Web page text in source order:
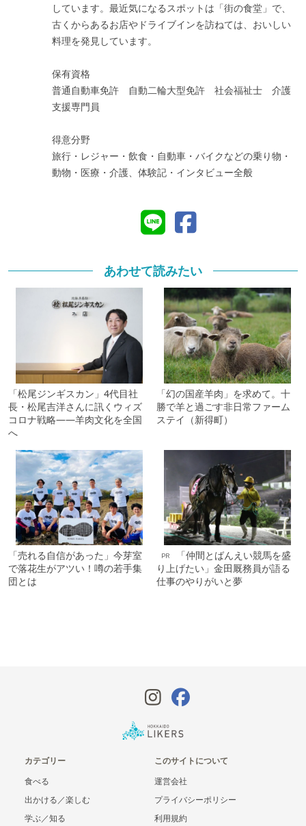
しています。最近気になるスポットは「街の食堂」で、
古くからあるお店やドライブインを訪ねては、おいしい
料理を発見しています。
保有資格
普通自動車免許 自動二輪大型免許 社会福祉士 介護
支援専門員
得意分野
旅行・レジャー・飲食・自動車・バイクなどの乗り物・
動物・医療・介護、体験記・インタビュー全般
あわせて読みたい
「松尾ジンギスカン」4代目社
長・松尾吉洋さんに訊くウィズ
コロナ戦略――羊肉文化を全国
へ
「幻の国産羊肉」を求めて。十
勝で羊と過ごす非日常ファーム
ステイ（新得町）
「売れる自信があった」今芽室
で落花生がアツい！噂の若手集
団とは
PR
「仲間とばんえい競馬を盛
り上げたい」金田厩務員が語る
仕事のやりがいと夢
カテゴリー
食べる
出かける／楽しむ
学ぶ／知る
このサイトについて
運営会社
プライバシーポリシー
利用規約